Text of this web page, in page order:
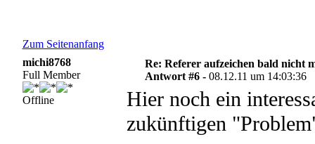
Zum Seitenanfang
michi8768
Full Member
Offline
Re: Referer aufzeichen bald nicht
Antwort #6 -08.12.11 um 14:03:36
Hier noch ein
zukünftigen